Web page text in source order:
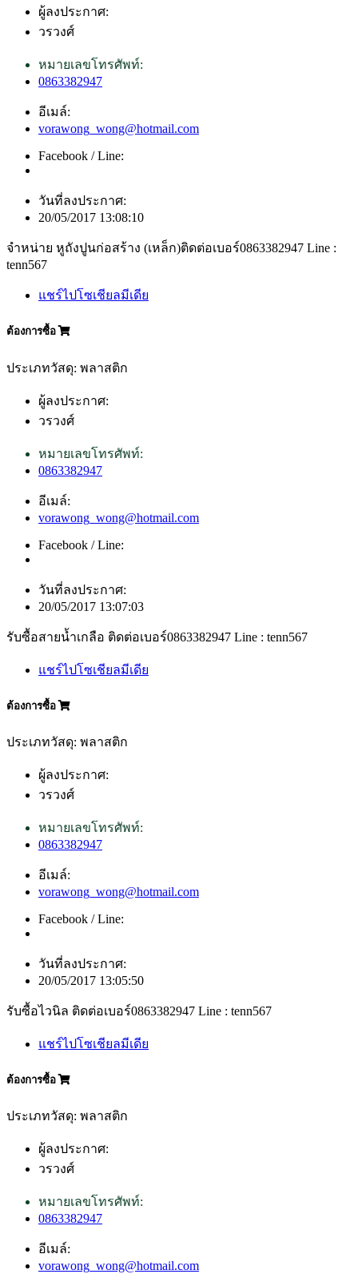
ผู้ลงประกาศ:
วรวงศ์
หมายเลขโทรศัพท์:
0863382947
อีเมล์:
vorawong_wong@hotmail.com
Facebook / Line:
วันที่ลงประกาศ:
20/05/2017 13:08:10
จำหน่าย หูถังปูนก่อสร้าง (เหล็ก)ติดต่อเบอร์0863382947 Line :
tenn567
แชร์ไปโซเชียลมีเดีย
ต้องการซื้อ
ประเภทวัสดุ: พลาสติก
ผู้ลงประกาศ:
วรวงศ์
หมายเลขโทรศัพท์:
0863382947
อีเมล์:
vorawong_wong@hotmail.com
Facebook / Line:
วันที่ลงประกาศ:
20/05/2017 13:07:03
รับซื้อสายน้ำเกลือ ติดต่อเบอร์0863382947 Line : tenn567
แชร์ไปโซเชียลมีเดีย
ต้องการซื้อ
ประเภทวัสดุ: พลาสติก
ผู้ลงประกาศ:
วรวงศ์
หมายเลขโทรศัพท์:
0863382947
อีเมล์:
vorawong_wong@hotmail.com
Facebook / Line:
วันที่ลงประกาศ:
20/05/2017 13:05:50
รับซื้อไวนิล ติดต่อเบอร์0863382947 Line : tenn567
แชร์ไปโซเชียลมีเดีย
ต้องการซื้อ
ประเภทวัสดุ: พลาสติก
ผู้ลงประกาศ:
วรวงศ์
หมายเลขโทรศัพท์:
0863382947
อีเมล์:
vorawong_wong@hotmail.com